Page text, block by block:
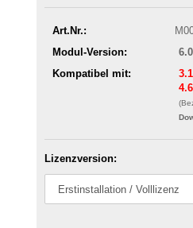
Art.Nr.:
Modul-Version:
Kompatibel mit:
Lizenzversion: